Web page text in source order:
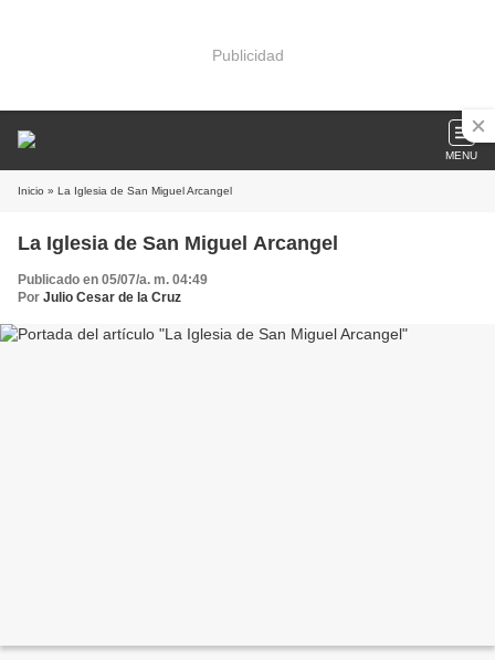
Publicidad
MENU
Inicio » La Iglesia de San Miguel Arcangel
La Iglesia de San Miguel Arcangel
Publicado en 05/07/a. m. 04:49
Por Julio Cesar de la Cruz